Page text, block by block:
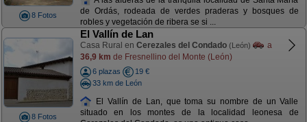
8 Fotos
de Ordás, rodeada de verdes praderas y bosques de
robles y vegetación de ribera se si ...
8 Fotos
El Vallín de Lan
Casa Rural en Cerezales del Condado (León)
a
36,9 km de Fresnellino del Monte (León)
6 plazas
19 €
33 km de León
El Vallín de Lan, que toma su nombre de un Valle
situado en los montes de la localidad leonesa de